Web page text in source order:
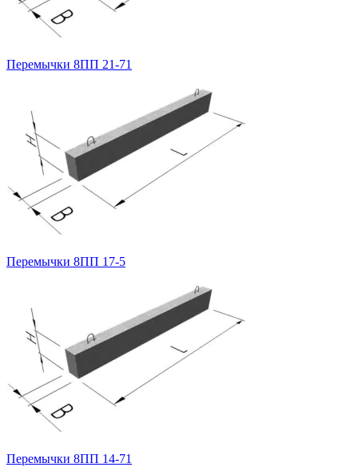
Перемычки 8ПП 21-71
Перемычки 8ПП 17-5
Перемычки 8ПП 14-71